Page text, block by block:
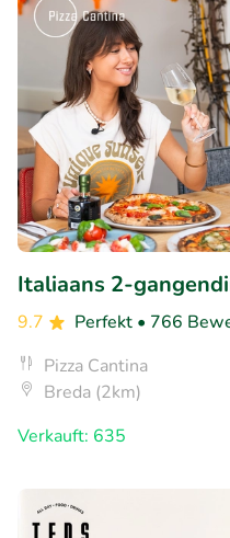
Italiaans 2-
9.7 Perfekt • 766
Pizza Cantina
Breda (2km)
Verkauft: 635